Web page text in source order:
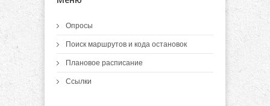
Опросы
Поиск маршрутов и кода остановок
Плановое расписание
Ссылки